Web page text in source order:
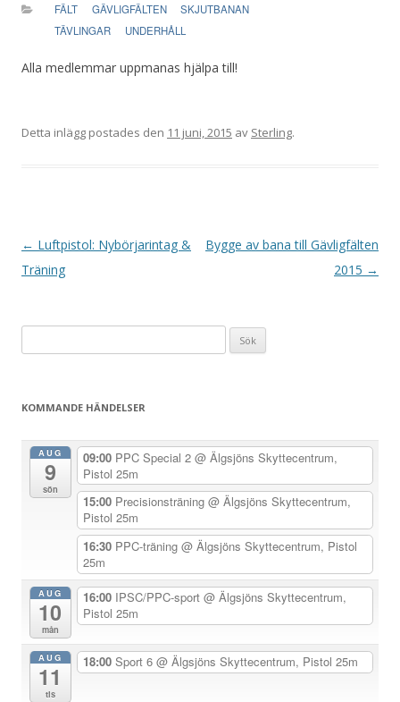
FÄLT GÄVLIGFÄLTEN
SKJUTBANAN
TÄVLINGAR
UNDERHÅLL
Alla medlemmar uppmanas hjälpa till!
Detta inlägg postades den 11 juni, 2015 av Sterling.
I
n
a
g
← Luftpistol: Nybörjarintag &
Träning
Bygge av bana till Gävligfälten
2015 →
efter:
KOMMANDE HÄNDELSER
AUG
9
sön
09:00 PPC Special 2 @ Älgsjöns Skyttecentrum,
Pistol 25m
15:00 Precisionsträning @ Älgsjöns Skyttecentrum,
Pistol 25m
16:30 PPC-träning @ Älgsjöns Skyttecentrum, Pistol
25m
AUG
10
mån
16:00 IPSC/PPC-sport @ Älgsjöns Skyttecentrum,
Pistol 25m
AUG
11
tis
18:00 Sport 6 @ Älgsjöns Skyttecentrum, Pistol 25m